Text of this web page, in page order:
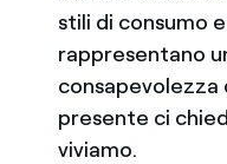
stili di consumo
rappresentano
presente ci
viviamo.